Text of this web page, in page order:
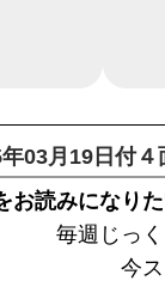
03月19日付４
お読みになり
毎週じっ
今